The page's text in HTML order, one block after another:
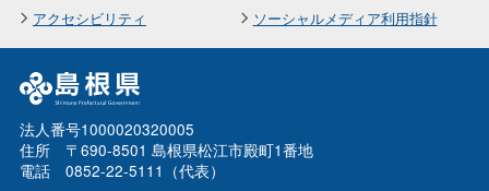
アクセシビリティ
ソーシャルメディア利用指針
法人番号1000020320005
住所 〒690-8501 島根県松江市殿町1番地
電話 0852-22-5111（代表）